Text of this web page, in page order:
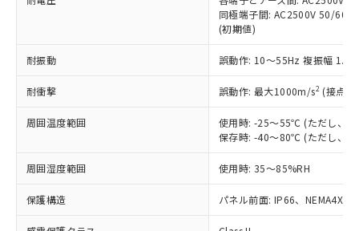
同極端子間: AC2500V 50/
(初期値)
耐振動 誤動作: 10～55Hz 複振幅
耐衝撃 誤動作: 最大1000m/s2 (接点
周囲温度範囲
使用時: -25～55℃ (ただし、氷
保存時: -40～80℃ (ただし、氷
周囲湿度範囲 使用時: 35～85%RH
保護構造 パネル前面: IP66、NEMA4X,
正式な納期状況および標準価格はお客
様のお取引先、またはお客様担当のオ
ムロン制御機器販売店・当社販売員に
オムロン制御機器販売店や当社販売拠
販売ネットワーク
」をご確認
在庫状況および標準価格結果を当社の
事前の承諾なく第三者に漏洩または開
示しないようお願いします。
マイパーツ機能（部品リスト作成サー
ビス）をご利用いただくには、I-Web
メンバーズにご登録されている必要が
ル) (DEHP)(別名：DOP) 1000ppm以下、フタル酸ブチ
ルベンジル（BBP） 1000ppm以下、フタル酸ジブチル
（DBP） 1000ppm以下、フタル酸ジイソブチル
但し、RoHS指令で産業用監視および制御機器に対する
図的な使用がないことを確認しています。
部品在庫の切り替え状況などにより、予定
月が前後することがあります。
DBP(フタル酸ジブチル) : 1000ppm、 DIBP(フタル酸ジ
イソブチル) : 1000ppm、 BBP(フタル酸ブチルベンジ
DEHP(フタル酸ビス(2-エチルヘキシル)) : 1000ppm
「ｅ」：有害物質（10物質）のすべてが基
準値以下であることを示します。
「10」：通常の使用状況下において有害物
質が外部に漏えいし、環境に深刻な影響を
及ぼさない年数を意味します。
「－」：未確認です。当社販売部門へお問
当社は規制貨物を破棄する場合は、完
全に破砕するなど、違法に輸出されな
いよう必要な手段を講じます。
当社は貴社製品を、核兵器、ミサイ
ル、化学兵器、生物兵器またはその他
武器並びにこれらの製造装置等に一切
当社は、貴社製品を第三者に販売する
場合は、上記1、2および3の内容を当
該第三者に通知します。また当社は、
販売先および販売に係わる関係者が違
法に輸出するおそれがある場合は、取
り引きをいたしません。
一定数には満たないが在庫あり
在庫なし(最新の在庫状況につ
いては、お客様のお取引先、ま
たはお客様担当のオムロン制御
機器販売店・当社販売員にご確
受注生産機種、また在庫状況の
情報を公開していない機種